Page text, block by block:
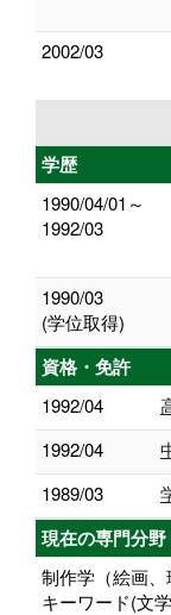
2002/03
学歴
1990/04/01～
1992/03
1990/03
(学位取得)
資格・免許
1992/04
1992/04
1989/03
現在の専門分野
制作学（絵画
キーワード(文